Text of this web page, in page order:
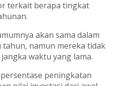
terkait berapa tingkat
akan sama dalam
namun mereka tidak
waktu yang lama.
peningkatan